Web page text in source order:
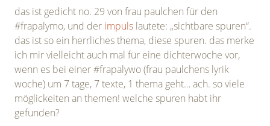
das ist gedicht no. 29 von frau paulchen für den
#frapalymo, und der impuls lautete: „sichtbare spuren“.
das ist so ein herrliches thema, diese spuren. das merke
ich mir vielleicht auch mal für eine dichterwoche vor,
wenn es bei einer #frapalywo (frau paulchens lyrik
woche) um 7 tage, 7 texte, 1 thema geht… ach. so viele
möglickeiten an themen! welche spuren habt ihr
gefunden?